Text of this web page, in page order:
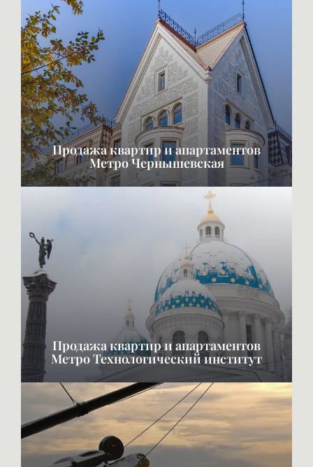
Продажа квартир и апартаментов
Метро Чернышевская
Продажа квартир и апартаментов
Метро Технологический институт